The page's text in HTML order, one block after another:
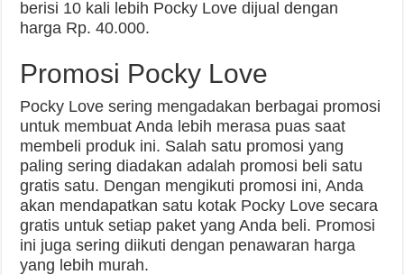
berisi 10 kali lebih Pocky Love dijual dengan
harga Rp. 40.000.
Promosi Pocky Love
Pocky Love sering mengadakan berbagai promosi
untuk membuat Anda lebih merasa puas saat
membeli produk ini. Salah satu promosi yang
paling sering diadakan adalah promosi beli satu
gratis satu. Dengan mengikuti promosi ini, Anda
akan mendapatkan satu kotak Pocky Love secara
gratis untuk setiap paket yang Anda beli. Promosi
ini juga sering diikuti dengan penawaran harga
yang lebih murah.